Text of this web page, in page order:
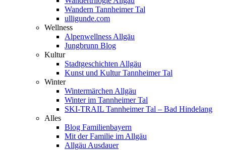
Wandern Tannheimer Tal
ulligunde.com
Wellness
Alpenwellness Allgäu
Jungbrunn Blog
Kultur
Stadtgeschichten Allgäu
Kunst und Kultur Tannheimer Tal
Winter
Wintermärchen Allgäu
Winter im Tannheimer Tal
SKI-TRAIL Tannheimer Tal – Bad Hindelang
Alles
Blog Familienbayern
Mit der Familie im Allgäu
Allgäu Ausdauer